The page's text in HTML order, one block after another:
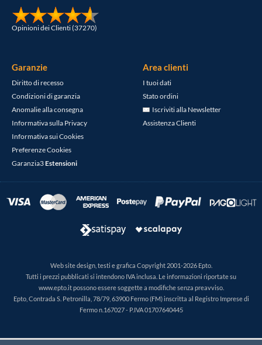
Opinioni dei Clienti (37270)
Garanzie
Diritto di recesso
Condizioni di garanzia
Anomalie alla consegna
Informativa sulla Privacy
Informativa sui Cookies
Preferenze Cookies
Garanzia3Estensioni
Area clienti
I tuoi dati
Stato ordini
Iscriviti alla Newsletter
Assistenza Clienti
Web site design, testi e grafica Copyright 2001-2026 Epto.
Tutti i prezzi pubblicati si intendono IVA inclusa. Le informazioni riportate su
www.epto.it possono essere soggette a modifiche senza preavviso.
Epto, Contrada S. Petronilla, 78/79, 63900 Fermo (FM) inscritta al Registro Imprese di
Fermo n.167027 - P.IVA 01707640445